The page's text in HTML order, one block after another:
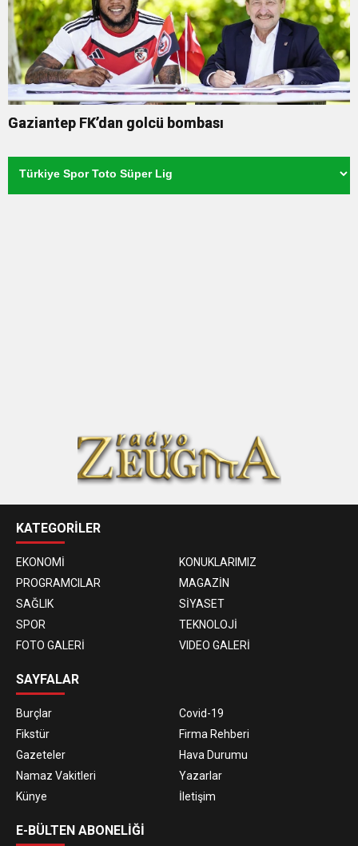
Gaziantep FK’dan golcü bombası
KATEGORİLER
EKONOMİ
KONUKLARIMIZ
PROGRAMCILAR
MAGAZİN
SAĞLIK
SİYASET
SPOR
TEKNOLOJİ
FOTO GALERİ
VIDEO GALERİ
SAYFALAR
Burçlar
Covid-19
Fikstür
Firma Rehberi
Gazeteler
Hava Durumu
Namaz Vakitleri
Yazarlar
Künye
İletişim
E-BÜLTEN ABONELİĞİ